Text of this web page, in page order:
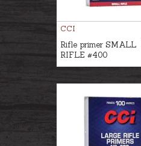
CCI
Rifle primer SMALL
RIFLE #400